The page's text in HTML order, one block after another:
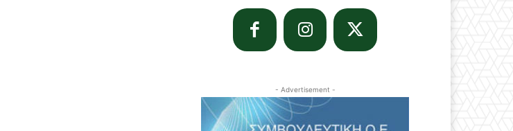
- Advertisement -